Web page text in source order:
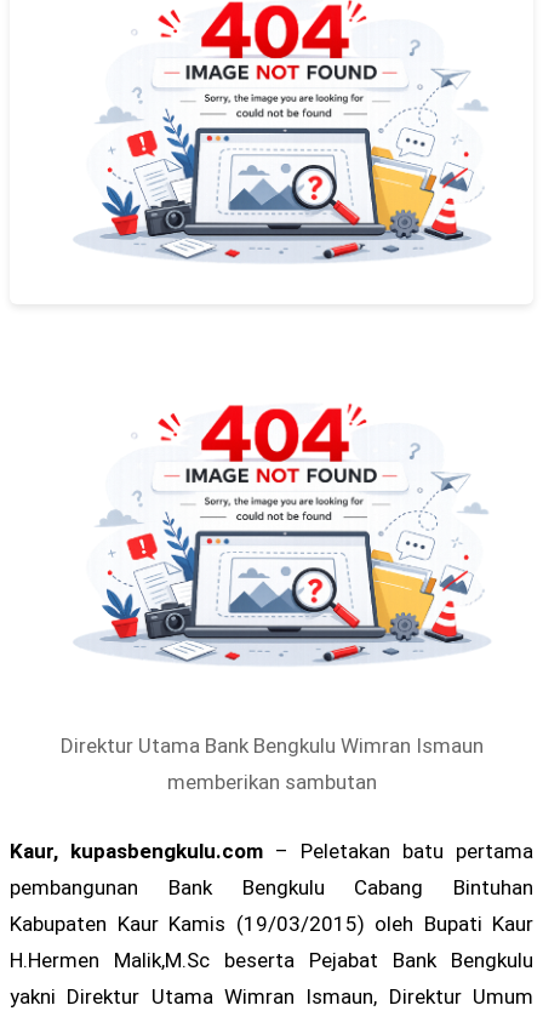
Direktur Utama Bank Bengkulu Wimran Ismaun
memberikan sambutan
Kaur, kupasbengkulu.com – Peletakan batu pertama
pembangunan Bank Bengkulu Cabang Bintuhan
Kabupaten Kaur Kamis (19/03/2015) oleh Bupati Kaur
H.Hermen Malik,M.Sc beserta Pejabat Bank Bengkulu
yakni Direktur Utama Wimran Ismaun, Direktur Umum